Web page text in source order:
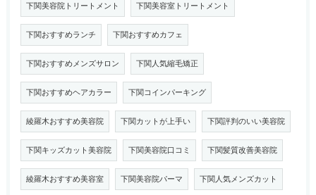
下関美容院トリートメント 下関美容室トリートメント
下関おすすめランチ 下関おすすめカフェ
下関おすすめメンズサロン 下関人気縮毛矯正
下関おすすめヘアカラー 下関コインパーキング
綾羅木おすすめ美容院 下関カットが上手い 下関評判のいい美容院
下関キッズカット美容院 下関美容院口コミ 下関髪質改善美容院
綾羅木おすすめ美容室 下関美容院パーマ 下関人気メンズカット